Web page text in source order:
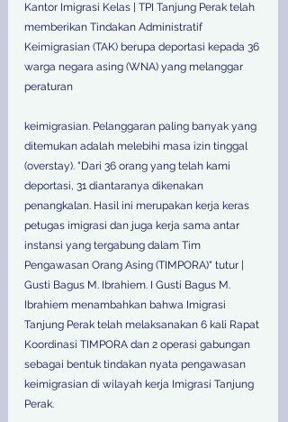
Kantor Imigrasi Kelas | TPI Tanjung Perak telah
memberikan Tindakan Administratif
Keimigrasian (TAK) berupa deportasi kepada 36
warga negara asing (WNA) yang melanggar
peraturan
keimigrasian. Pelanggaran paling banyak yang
ditemukan adalah melebihi masa izin tinggal
(overstay). "Dari 36 orang yang telah kami
deportasi, 31 diantaranya dikenakan
penangkalan. Hasil ini merupakan kerja keras
petugas imigrasi dan juga kerja sama antar
instansi yang tergabung dalam Tim
Pengawasan Orang Asing (TIMPORA)" tutur |
Gusti Bagus M. Ibrahiem. I Gusti Bagus M.
Ibrahiem menambahkan bahwa Imigrasi
Tanjung Perak telah melaksanakan 6 kali Rapat
Koordinasi TIMPORA dan 2 operasi gabungan
sebagai bentuk tindakan nyata pengawasan
keimigrasian di wilayah kerja Imigrasi Tanjung
Perak.